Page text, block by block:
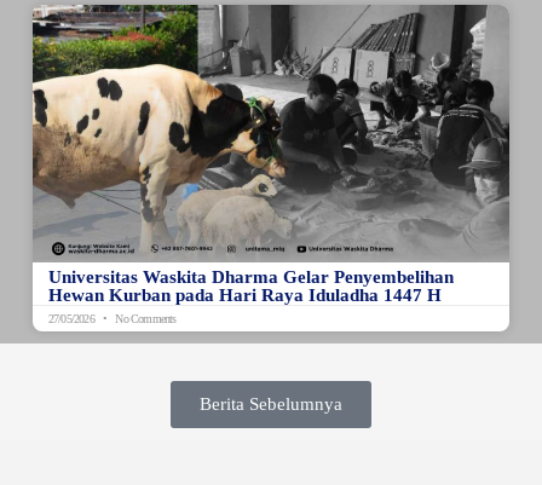
Universitas Waskita Dharma Gelar Penyembelihan
Hewan Kurban pada Hari Raya Iduladha 1447 H
27/05/2026 No Comments
Berita Sebelumnya